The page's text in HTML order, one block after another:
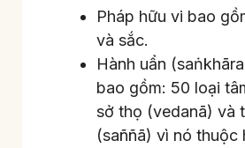
Pháp hữu vi bao
và sắc.
Hành uẩn
bao gồm: 50 loại
sở thọ (vedanā) và
(saññā) vì nó thuộc